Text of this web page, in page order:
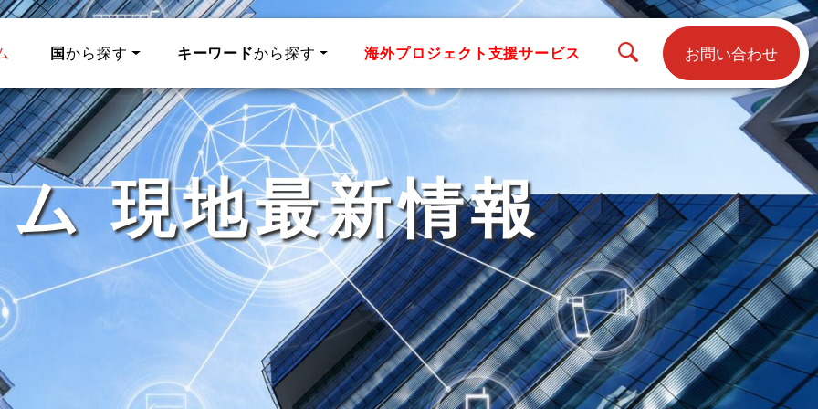
国から探す キーワードから探す 海外プロジェクト支援サービス お問い合わせ
現地最新情報